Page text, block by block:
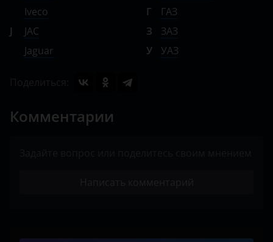
Iveco
J
JAC
Jaguar
Г
ГАЗ
З
ЗАЗ
У
УАЗ
Комментарии